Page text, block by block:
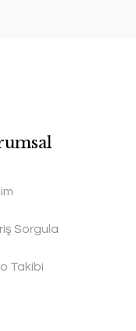
Sorgula
Takibi